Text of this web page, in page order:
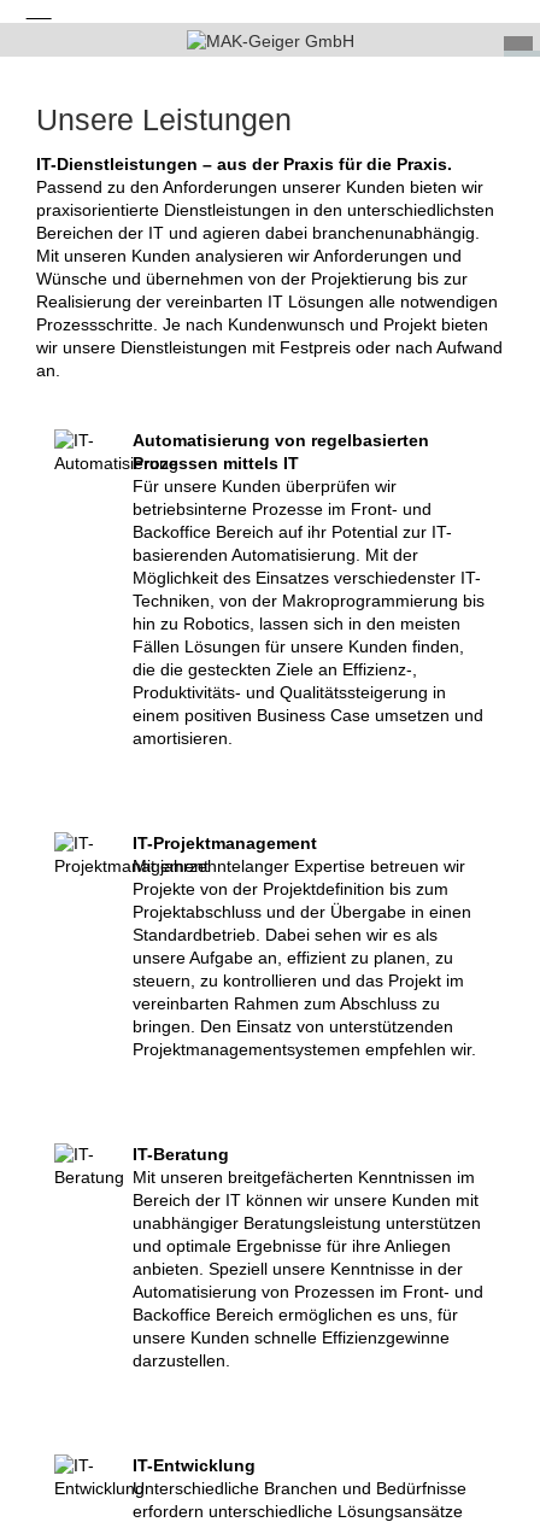
Unsere Leistungen
IT-Dienstleistungen – aus der Praxis für die Praxis.
Passend zu den Anforderungen unserer Kunden bieten wir
praxisorientierte Dienstleistungen in den unterschiedlichsten
Bereichen der IT und agieren dabei branchenunabhängig.
Mit unseren Kunden analysieren wir Anforderungen und
Wünsche und übernehmen von der Projektierung bis zur
Realisierung der vereinbarten IT Lösungen alle notwendigen
Prozessschritte. Je nach Kundenwunsch und Projekt bieten
wir unsere Dienstleistungen mit Festpreis oder nach Aufwand
an.
Automatisierung von regelbasierten
Prozessen mittels IT
Für unsere Kunden überprüfen wir
betriebsinterne Prozesse im Front- und
Backoffice Bereich auf ihr Potential zur IT-
basierenden Automatisierung. Mit der
Möglichkeit des Einsatzes verschiedenster IT-
Techniken, von der Makroprogrammierung bis
hin zu Robotics, lassen sich in den meisten
Fällen Lösungen für unsere Kunden finden,
die die gesteckten Ziele an Effizienz-,
Produktivitäts- und Qualitätssteigerung in
einem positiven Business Case umsetzen und
amortisieren.
IT-Projektmanagement
Mit jahrzehntelanger Expertise betreuen wir
Projekte von der Projektdefinition bis zum
Projektabschluss und der Übergabe in einen
Standardbetrieb. Dabei sehen wir es als
unsere Aufgabe an, effizient zu planen, zu
steuern, zu kontrollieren und das Projekt im
vereinbarten Rahmen zum Abschluss zu
bringen. Den Einsatz von unterstützenden
Projektmanagementsystemen empfehlen wir.
IT-Beratung
Mit unseren breitgefächerten Kenntnissen im
Bereich der IT können wir unsere Kunden mit
unabhängiger Beratungsleistung unterstützen
und optimale Ergebnisse für ihre Anliegen
anbieten. Speziell unsere Kenntnisse in der
Automatisierung von Prozessen im Front- und
Backoffice Bereich ermöglichen es uns, für
unsere Kunden schnelle Effizienzgewinne
darzustellen.
IT-Entwicklung
Unterschiedliche Branchen und Bedürfnisse
erfordern unterschiedliche Lösungsansätze